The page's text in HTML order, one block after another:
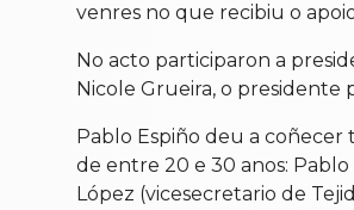
venres no que recibiu o
No acto participaron a
Nicole Grueira, o presidente
Pablo Espiño deu a coñecer
de entre 20 e 30 anos:
López (vicesecretario de